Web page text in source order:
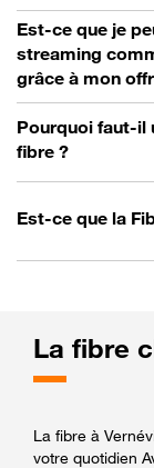
Est-ce que je
streaming
grâce à mon
Pourquoi faut-il
fibre ?
Est-ce que la
La fibre
La fibre à
votre quotidien